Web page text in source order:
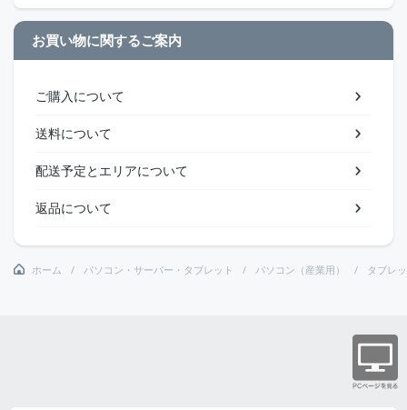
お買い物に関するご案内
ご購入について
送料について
配送予定とエリアについて
返品について
ホーム パソコン・サーバー・タブレット パソコン（産業用） タブレ